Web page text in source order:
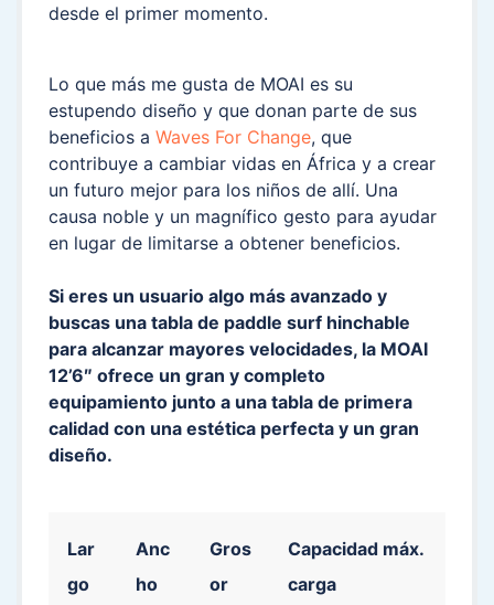
desde el primer momento.
Lo que más me gusta de MOAI es su
estupendo diseño y que donan parte de sus
beneficios a Waves For Change, que
contribuye a cambiar vidas en África y a crear
un futuro mejor para los niños de allí. Una
causa noble y un magnífico gesto para ayudar
en lugar de limitarse a obtener beneficios.
Si eres un usuario algo más avanzado y
buscas una tabla de paddle surf hinchable
para alcanzar mayores velocidades, la MOAI
12’6″ ofrece un gran y completo
equipamiento junto a una tabla de primera
calidad con una estética perfecta y un gran
diseño.
Lar
go
Anc
ho
Gros
or
Capacidad máx.
carga